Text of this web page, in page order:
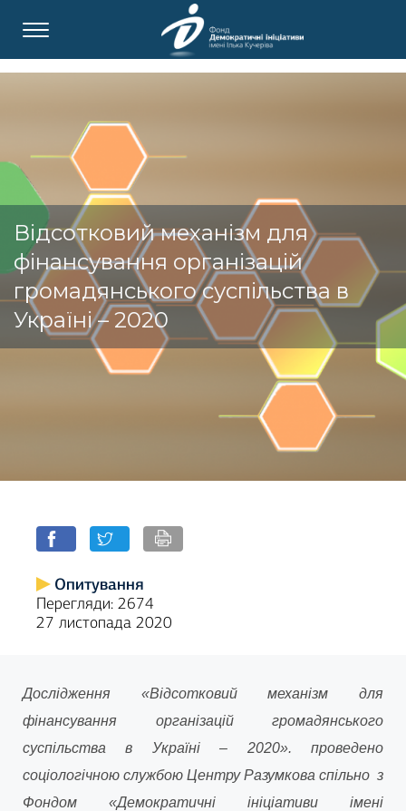
Відсотковий механізм для
фінансування організацій
громадянського суспільства в
Україні – 2020
Опитування
Перегляди: 2674
27 листопада 2020
Дослідження «Відсотковий механізм для
фінансування організацій громадянського
суспільства в Україні – 2020». проведено
соціологічною службою Центру Разумкова спільно з
Фондом «Демократичні ініціативи імені